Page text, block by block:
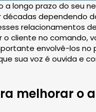
longo prazo do seu
dependendo
relacionamentos
cliente no
envolvê-los
sua voz é ouvida e
melhorar o